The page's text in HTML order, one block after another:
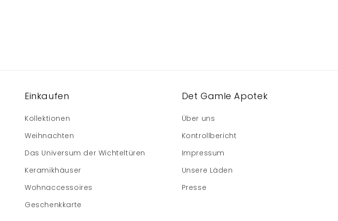
Einkaufen
Kollektionen
Weihnachten
Das Universum der Wichteltüren
Keramikhäuser
Wohnaccessoires
Geschenkkarte
Det Gamle Apotek
Über uns
Kontrollbericht
Impressum
Unsere Läden
Presse